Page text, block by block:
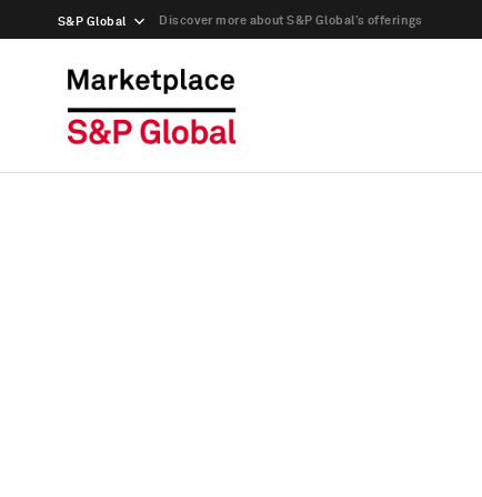
S&P Global Discover more about S&P Global’s offerings